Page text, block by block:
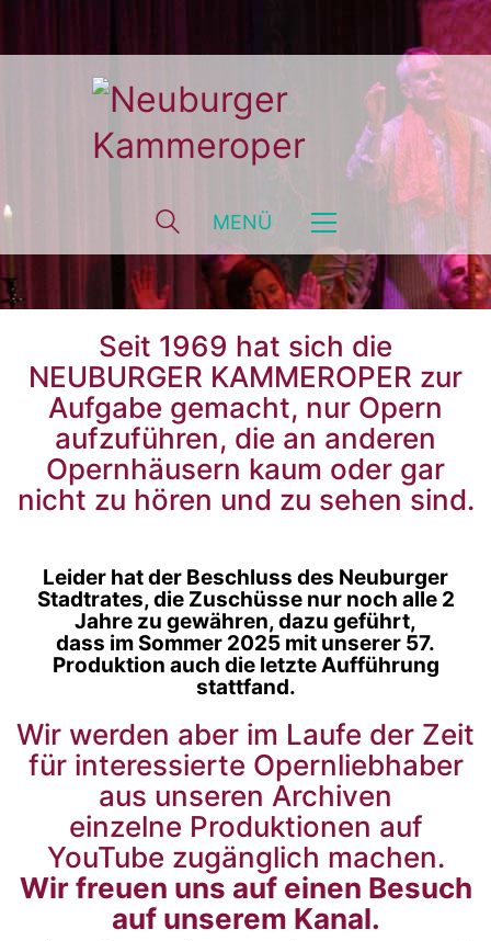
MENÜ
Seit 1969 hat sich die
NEUBURGER KAMMEROPER zur
Aufgabe gemacht, nur Opern
aufzuführen, die an anderen
Opernhäusern kaum oder gar
nicht zu hören und zu sehen sind.
Leider hat der Beschluss des Neuburger
Stadtrates, die Zuschüsse nur noch alle 2
Jahre zu gewähren, dazu geführt,
dass im Sommer 2025 mit unserer 57.
Produktion auch die letzte Aufführung
stattfand.
Wir werden aber im Laufe der Zeit
für interessierte Opernliebhaber
aus unseren Archiven
einzelne Produktionen auf
YouTube zugänglich machen.
Wir freuen uns auf einen Besuch
auf unserem Kanal.